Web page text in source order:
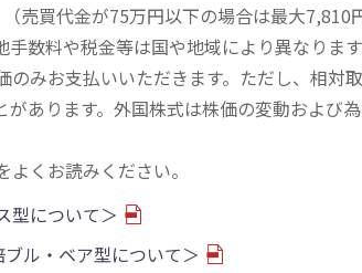
売買代金が75万円以下の場合は最大7,810
数料や税金等は国や地域により異なりま
みお支払いいただきます。ただし、相対
あります。外国株式は株価の変動および
くお読みください。
型について＞
ル・ベア型について＞